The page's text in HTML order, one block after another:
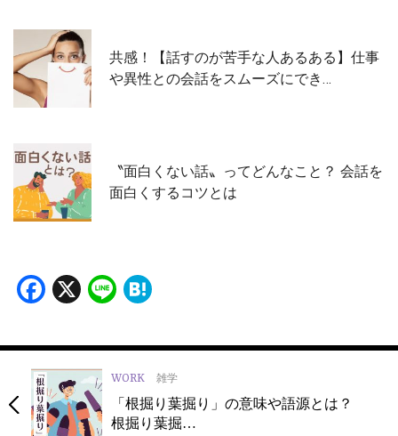
共感！【話すのが苦手な人あるある】仕事
や異性との会話をスムーズにでき…
〝面白くない話〟ってどんなこと？ 会話を
面白くするコツとは
Facebook
X Line
WORK 雑学
「根掘り葉掘り」の意味や語源とは？
根掘り葉掘…